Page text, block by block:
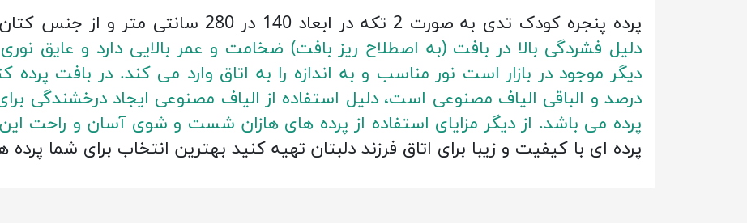
پرده پنجره کودک تدی به صورت 2 تکه در ابعاد 140 در 280 سانتی متر و از جنس کتان هازان می باشد.
دلیل فشردگی بالا در بافت (به اصطلاح ریز بافت) ضخامت و عمر بالایی دارد و عایق
درصد و الباقی الیاف مصنوعی است، دلیل استفاده از الیاف مصنوعی ایجاد درخشندگی
پرده می باشد. از دیگر مزایای استفاده از پرده های هازان شست و شوی آسان و راحت
پرده ای با کیفیت و زیبا برای اتاق فرزند دلبتان تهیه کنید بهترین انتخاب برای شما پرده